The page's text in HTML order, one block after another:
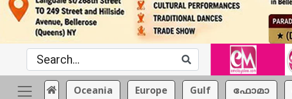
Oceania Europe Gulf ഫോമാ